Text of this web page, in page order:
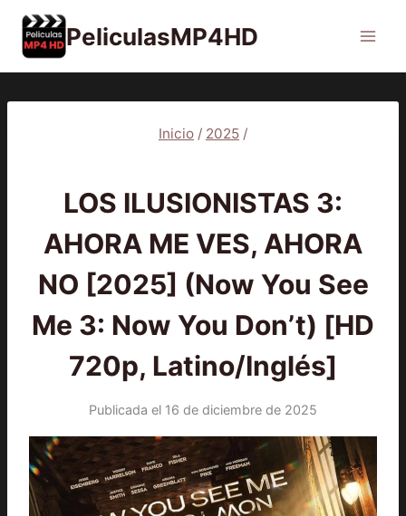
Saltar
contenido
PeliculasMP4HD
Inicio / 2025 /
LOS ILUSIONISTAS 3:
AHORA ME VES, AHORA
NO [2025] (Now You See
Me 3: Now You Don’t) [HD
720p, Latino/Inglés]
Publicada el 16 de diciembre de 2025